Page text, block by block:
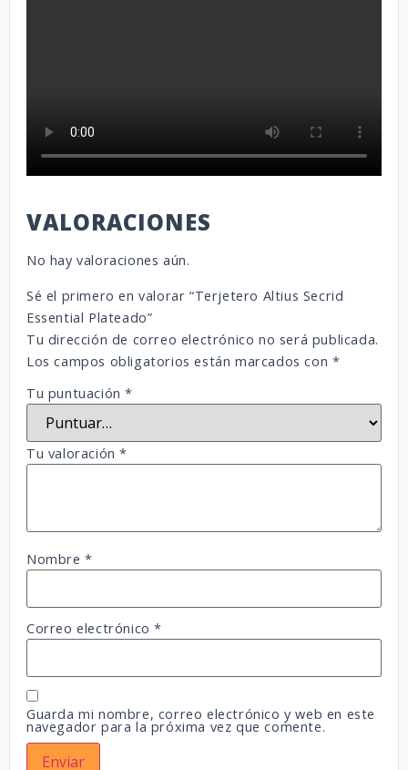
VALORACIONES
No hay valoraciones aún.
Sé el primero en valorar “Terjetero Altius Secrid
Essential Plateado”
Tu dirección de correo electrónico no será publicada.
Los campos obligatorios están marcados con *
Tu puntuación*
Tu valoración*
Nombre*
Correo electrónico*
Guarda mi nombre, correo electrónico y web en este
navegador para la próxima vez que comente.